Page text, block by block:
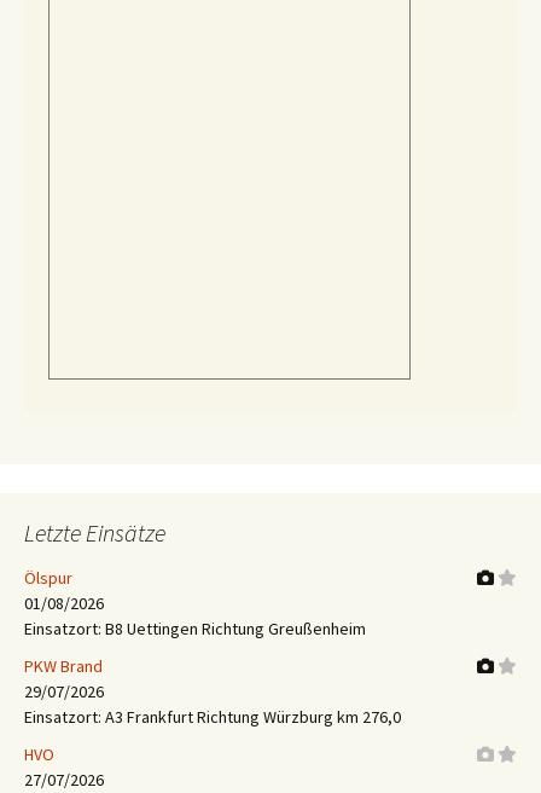
Letzte Einsätze
Ölspur
01/08/2026
Einsatzort: B8 Uettingen Richtung Greußenheim
PKW Brand
29/07/2026
Einsatzort: A3 Frankfurt Richtung Würzburg km 276,0
HVO
27/07/2026